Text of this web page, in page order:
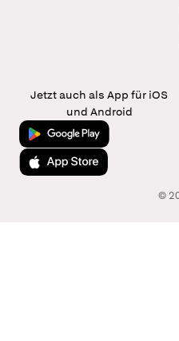
Jetzt auch als App für iOS
und Android
Jetzt bei Google Play
Laden im App Store
©